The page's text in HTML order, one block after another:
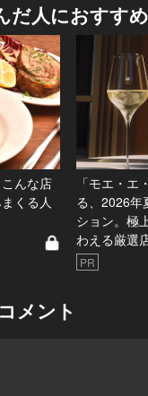
だ人におすすめ
んな店
くる人
「モエ・エ
る、2026年
ション。極
わえる厳選
PR
メント